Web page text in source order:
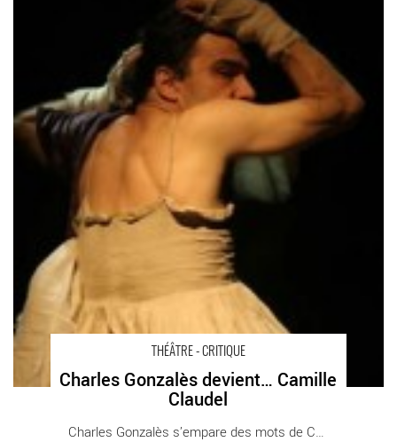
THÉÂTRE - CRITIQUE
Charles Gonzalès devient… Camille
Claudel
Charles Gonzalès s’empare des mots de Camille [...]